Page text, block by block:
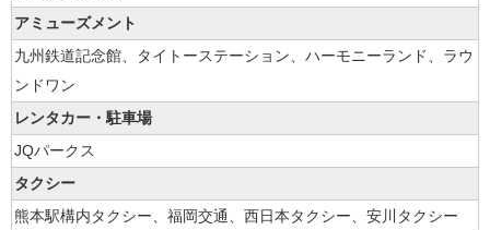
アミューズメント
九州鉄道記念館、タイトーステーション、ハーモニーランド、ラウ
ンドワン
レンタカー・駐車場
JQパークス
タクシー
熊本駅構内タクシー、福岡交通、西日本タクシー、安川タクシー